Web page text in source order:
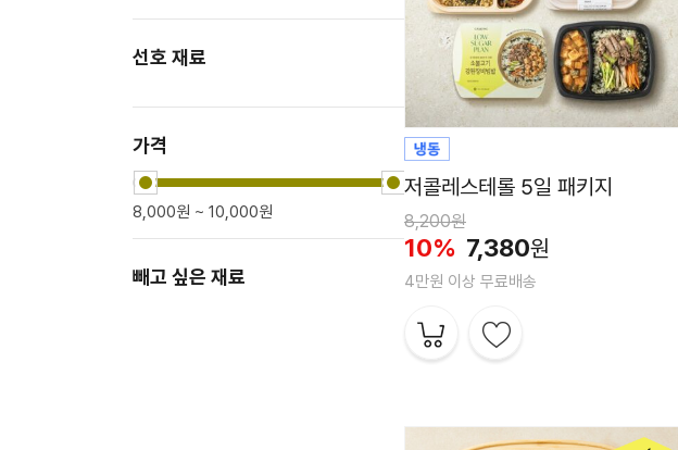
시니어
절밥 한 끼
마켓 정기구독
선호 재료
가격
8,000원 ~ 10,000원
빼고 싶은 재료
저콜레스테롤 5일 패키지
8,200원
10% 7,380원
4만원 이상 무료배송